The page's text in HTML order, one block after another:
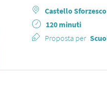
Castello Sforzesco
120 minuti
Proposta per